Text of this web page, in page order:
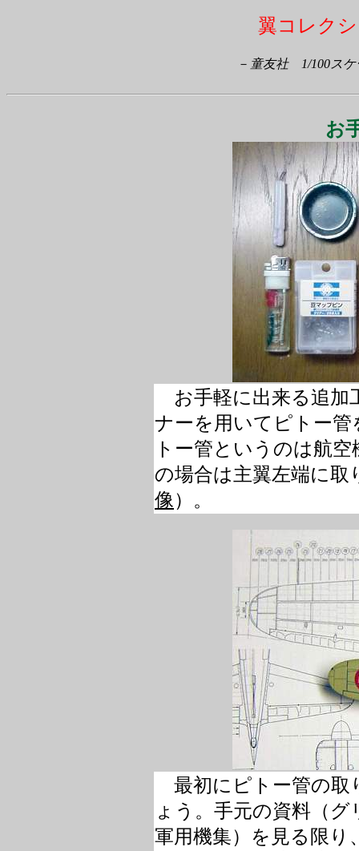
翼コレク
－ 童友社 1/100スケ
お
お手軽に出来る追加
ナーを用いてピトー
トー管というのは航
の場合は主翼左端に
像）。
最初にピトー管の取
ょう。手元の資料（
軍用機集）を見る限り